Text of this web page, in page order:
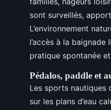
sont surveillés,
L’environnement
l’accès à la
pratique spontanée
Pédalos, paddle et
Les sports nautiques
sur les plans d’eau